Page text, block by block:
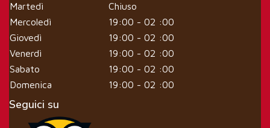
Martedì
Chiuso
Mercoledì
19:00 - 02 :00
Giovedì
19:00 - 02 :00
Venerdì
19:00 - 02 :00
Sabato
19:00 - 02 :00
Domenica
19:00 - 02 :00
Seguici su